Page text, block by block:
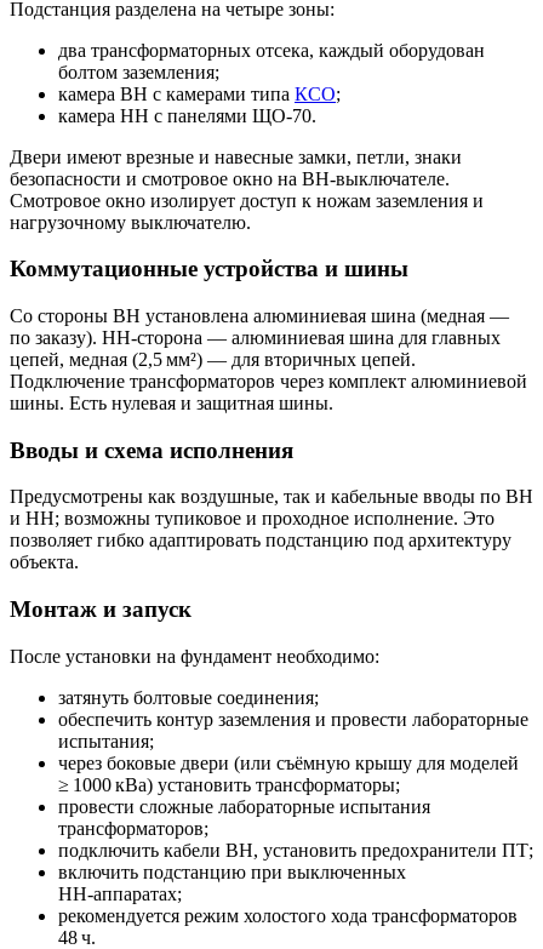
Подстанция разделена на четыре зоны:
два трансформаторных отсека, каждый оборудован
болтом заземления;
камера ВН с камерами типа КСО;
камера НН с панелями ЩО‑70.
Двери имеют врезные и навесные замки, петли, знаки
безопасности и смотровое окно на ВН‑выключателе.
Смотровое окно изолирует доступ к ножам заземления и
нагрузочному выключателю.
Коммутационные устройства и шины
Со стороны ВН установлена алюминиевая шина (медная —
по заказу). НН‑сторона — алюминиевая шина для главных
цепей, медная (2,5 мм²) — для вторичных цепей.
Подключение трансформаторов через комплект алюминиевой
шины. Есть нулевая и защитная шины.
Вводы и схема исполнения
Предусмотрены как воздушные, так и кабельные вводы по ВН
и НН; возможны тупиковое и проходное исполнение. Это
позволяет гибко адаптировать подстанцию под архитектуру
объекта.
Монтаж и запуск
После установки на фундамент необходимо:
затянуть болтовые соединения;
обеспечить контур заземления и провести лабораторные
испытания;
через боковые двери (или съёмную крышу для моделей
≥ 1000 кВа) установить трансформаторы;
провести сложные лабораторные испытания
трансформаторов;
подключить кабели ВН, установить предохранители ПТ;
включить подстанцию при выключенных
НН‑аппаратах;
рекомендуется режим холостого хода трансформаторов
48 ч.